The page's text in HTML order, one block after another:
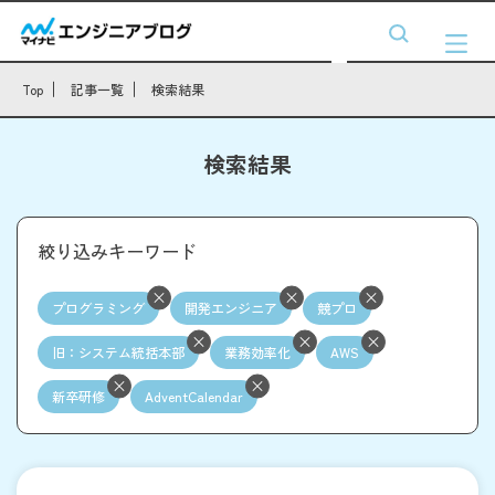
Top 記事一覧 検索結果
検索結果
絞り込みキーワード
プログラミング 開発エンジニア 競プロ
旧：システム統括本部 業務効率化 AWS
新卒研修 AdventCalendar